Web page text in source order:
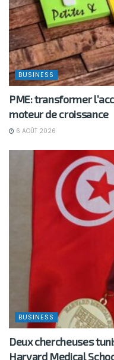
BUSINESS
PME: transformer
moteur de croissance
6 AOÛT 2026
BUSINESS
Deux chercheuses
Harvard Medical